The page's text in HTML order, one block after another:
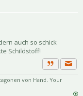
auch so schick
Schildstoff!
Zitat
von Hand. Your